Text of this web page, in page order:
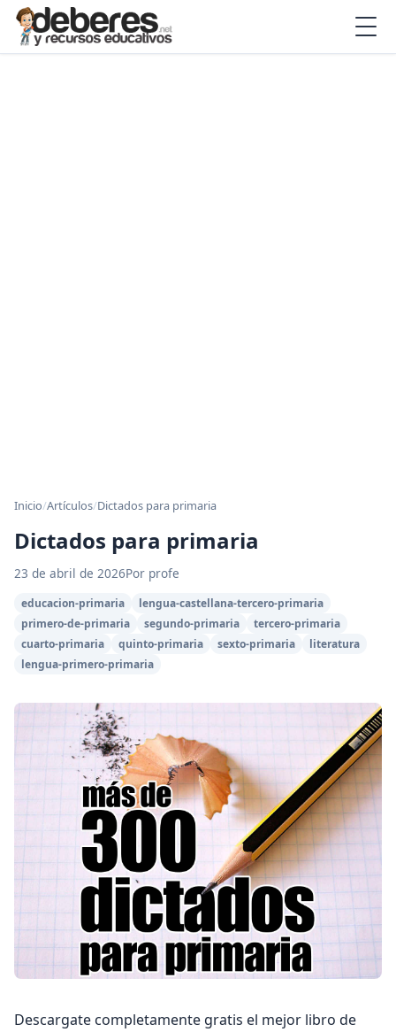
Inicio/Artículos/Dictados para primaria
Dictados para primaria
23 de abril de 2026Por profe
educacion-primaria
lengua-castellana-tercero-primaria
primero-de-primaria
segundo-primaria
tercero-primaria
cuarto-primaria
quinto-primaria sexto-primaria
literatura
lengua-primero-primaria
Descargate completamente gratis el mejor libro de